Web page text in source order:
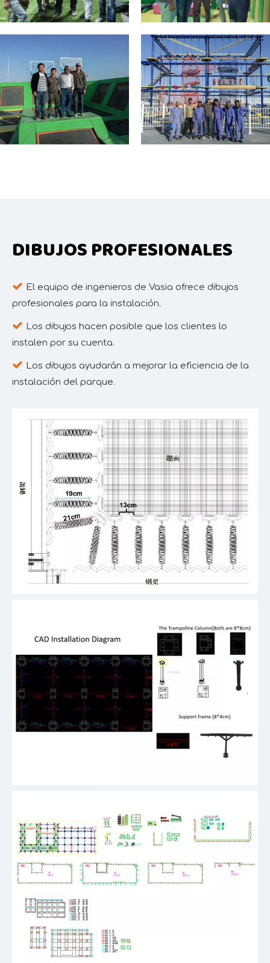
DIBUJOS PROFESIONALES
 El equipo de ingenieros de Vasia ofrece dibujos
profesionales para la instalación.
 Los dibujos hacen posible que los clientes lo
instalen por su cuenta.
 Los dibujos ayudarán a mejorar la eficiencia de la
instalación del parque.